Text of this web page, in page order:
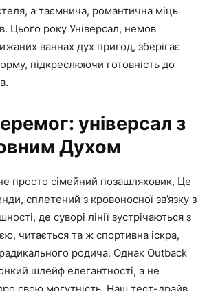
а таємнича, романтична міць
Цього року Універсал, немов
ваннах дух пригод, зберігає
підкреслюючи готовність до
універсал з
Духом
просто сімейний позашляховик, Це
сплетений з кровоносної зв’язку з
де суворі лінії зустрічаються з
читається та ж спортивна іскра,
родича. Однак Outback
шлейф елегантності, а не